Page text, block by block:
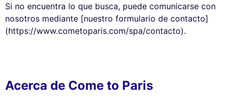
Si no encuentra lo que busca, puede comunicarse con
nosotros mediante [nuestro formulario de contacto]
(https://www.cometoparis.com/spa/contacto).
Acerca de Come to Paris